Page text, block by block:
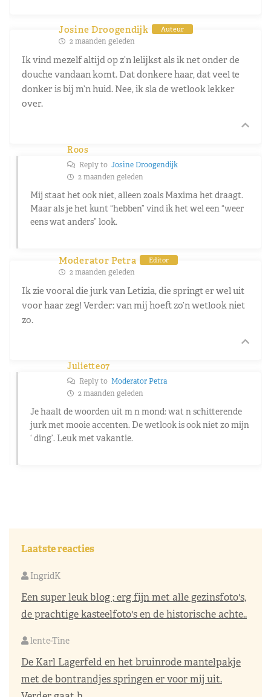
Josine Droogendijk Auteur
2 maanden geleden
Ik vind mezelf altijd op z’n lelijkst als ik net onder de
douche vandaan komt. Dat donkere haar, dat veel te
donker is bij m’n huid. Nee, ik sla de wetlook lekker
over.
Roos
Reply to Josine Droogendijk
2 maanden geleden
Mij staat het ook niet, alleen zoals Maxima het draagt.
Maar als je het kunt “hebben” vind ik het wel een “weer
eens wat anders” look.
Moderator Petra Editor
2 maanden geleden
Ik zie vooral die jurk van Letizia, die springt er wel uit
voor haar zeg! Verder: van mij hoeft zo’n wetlook niet
zo.
Juliette07
Reply to Moderator Petra
2 maanden geleden
Je haalt de woorden uit m n mond: wat n schitterende
jurk met mooie accenten. De wetlook is ook niet zo mijn
‘ ding’. Leuk met vakantie.
Laatste reacties
IngridK
Een super leuk blog ; erg fijn met alle gezinsfoto's,
de prachtige kasteelfoto's en de historische achte..
lente-Tine
De Karl Lagerfeld en het bruinrode mantelpakje
met de bontrandjes springen er voor mij uit.